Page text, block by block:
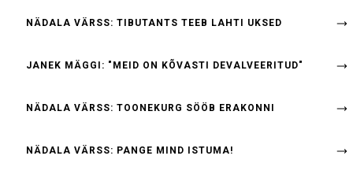
NÄDALA VÄRSS: TIBUTANTS TEEB LAHTI UKSED
JANEK MÄGGI: "MEID ON KÕVASTI DEVALVEERITUD"
NÄDALA VÄRSS: TOONEKURG SÖÖB ERAKONNI
NÄDALA VÄRSS: PANGE MIND ISTUMA!